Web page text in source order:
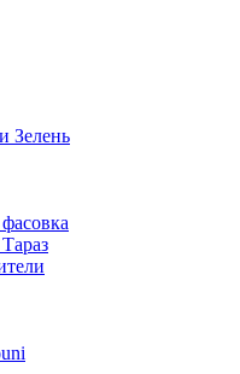
Зелень